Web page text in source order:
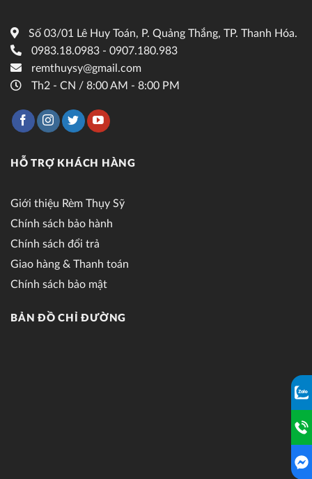
Số 03/01 Lê Huy Toán, P. Quảng Thắng, TP. Thanh Hóa.
0983.18.0983 - 0907.180.983
remthuysy@gmail.com
Th2 - CN / 8:00 AM - 8:00 PM
HỖ TRỢ KHÁCH HÀNG
Giới thiệu Rèm Thụy Sỹ
Chính sách bảo hành
Chính sách đổi trả
Giao hàng & Thanh toán
Chính sách bảo mật
BẢN ĐỒ CHỈ ĐƯỜNG